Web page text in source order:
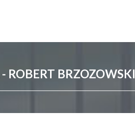
ROBERT BRZOZOWSKI